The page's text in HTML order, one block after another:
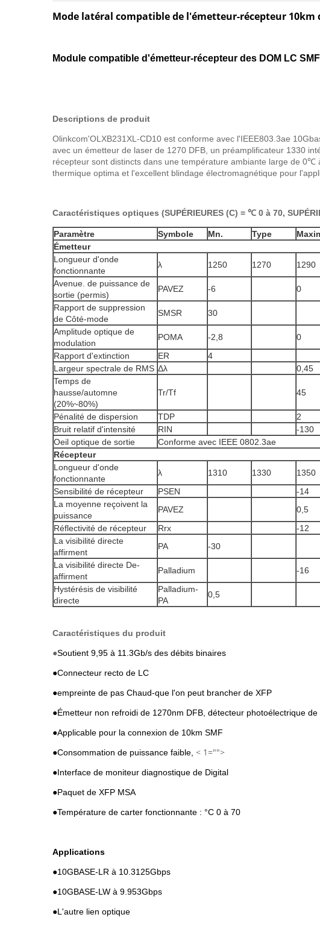
Mode latéral compatible de l'émetteur-récepteur 10km
Module compatible d'émetteur-récepteur des DOM LC
Descriptions de produit
Olinkcom'OLXB231XL-CD10 est conforme avec l'IEEE803.3ae
avec un émetteur de laser de 1270 DFB, un préamplificateur 1330
récepteur sont distincts dans une température ambiante large de
thermique optima et l'excellent blindage électromagnétique pour
Caractéristiques optiques (SUPÉRIEURES (C) = ℃ 0 à 70,
Paramètre Symbole Mn. Type
Émetteur
Longueur d'onde
fonctionnante
λ 1250 1270 1290
Avenue. de puissance de
sortie (permis)
PAVEZ -6 0
Rapport de suppression
de Côté-mode
SMSR 30
Amplitude optique de
modulation
POMA -2,8 0
Rapport d'extinction
ER 4
Largeur spectrale de RMS Δλ 0,45
Temps de
hausse/automne
(20%~80%)
Tr/Tf 45
Pénalité de dispersion TDP 2
Bruit relatif d'intensité
RIN -130
Oeil optique de sortie
Conforme avec IEEE 0802.3ae
Récepteur
Longueur d'onde
fonctionnante
λ 1310 1330 1350
Sensibilité de récepteur
PSEN -14
La moyenne reçoivent la
puissance
PAVEZ 0,5
Réflectivité de récepteur
Rrx -12
La visibilité directe
affirment
PA -30
La visibilité directe De-
affirment
Palladium -16
Hystérésis de visibilité
directe
Palladium-
PA
0,5
Caractéristiques du produit
●Soutient 9,95 à 11.3Gb/s des débits binaires
●Connecteur recto de LC
●empreinte de pas Chaud-que l'on peut brancher de XFP
●Émetteur non refroidi de 1270nm DFB, détecteur photoélectrique de
●Applicable pour la connexion de 10km SMF
●Consommation de puissance faible, < 1="">
●Interface de moniteur diagnostique de Digital
●Paquet de XFP MSA
●Température de carter fonctionnante : °C 0 à 70
Applications
●10GBASE-LR à 10.3125Gbps
●10GBASE-LW à 9.953Gbps
●L'autre lien optique